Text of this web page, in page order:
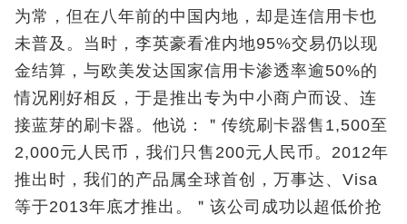
为常，但在八年前的中国内地，却是连信用卡也
未普及。当时，李英豪看准内地95%交易仍以现
金结算，与欧美发达国家信用卡渗透率逾50%的
情况刚好相反，于是推出专为中小商户而设、连
接蓝芽的刷卡器。他说：＂传统刷卡器售1,500至
2,000元人民币，我们只售200元人民币。2012年
推出时，我们的产品属全球首创，万事达、Visa
等于2013年底才推出。＂该公司成功以超低价抢